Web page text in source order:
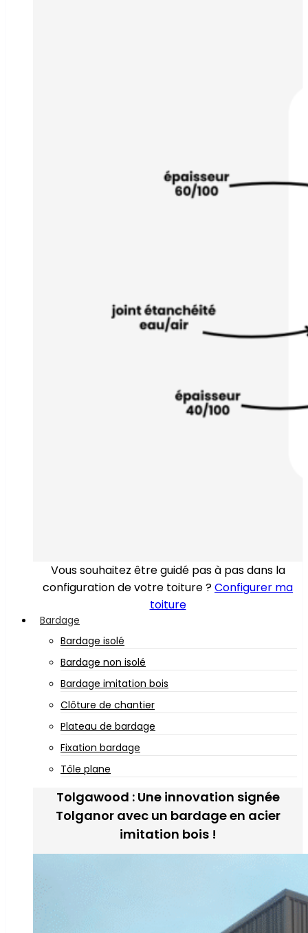
Vous souhaitez être guidé pas à pas dans la
configuration de votre toiture ?Configurer ma
toiture
Bardage
Bardage isolé
Bardage non isolé
Bardage imitation bois
Clôture de chantier
Plateau de bardage
Fixation bardage
Tôle plane
Tolgawood : Une innovation signée
Tolganor avec un bardage en acier
imitation bois !